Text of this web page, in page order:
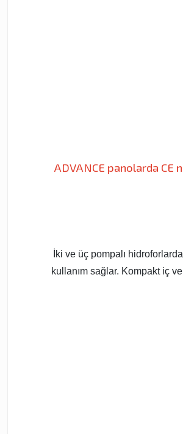
ADVANCE panolarda CE
İki ve üç pompalı
kullanım sağlar. Kompakt iç